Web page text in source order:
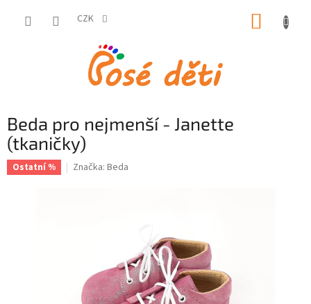
CZK
Beda pro nejmenší - Janette
(tkaničky)
Ostatní % Značka: Beda